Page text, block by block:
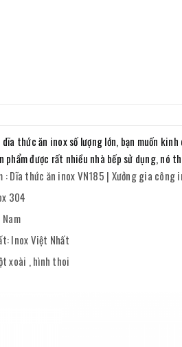
dĩa thức ăn inox số lượng lớn, bạn muốn
phẩm được rất nhiều nhà bếp sử dụng,
: Dĩa thức ăn inox VN185 | Xưởng gia
304
Inox Việt Nhất
xoài , hình thoi